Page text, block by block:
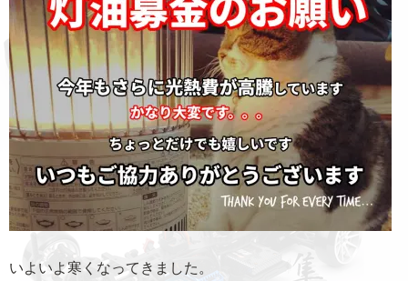
いよいよ寒くなってきました。